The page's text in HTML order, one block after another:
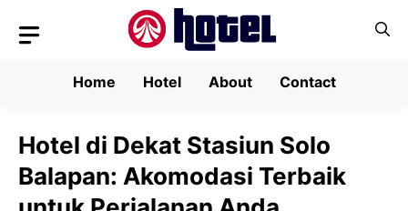
Home
Hotel About Contact
Hotel di Dekat Stasiun Solo
Balapan: Akomodasi Terbaik